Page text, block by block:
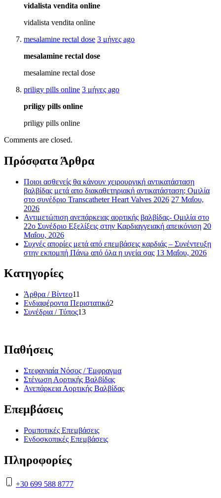
vidalista vendita online
vidalista vendita online
mesalamine rectal dose 3 μήνες ago
mesalamine rectal dose
mesalamine rectal dose
priligy pills online 3 μήνες ago
priligy pills online
priligy pills online
Comments are closed.
Πρόσφατα Άρθρα
Ποιοι ασθενείς θα κάνουν χειρουργική αντικατάσταση
βαλβίδας μετά απο διακαθετηριακή αντικατάσταση; Ομιλία
στο συνέδριο Transcatheter Heart Valves 2026 27 Μαΐου,
2026
Αντιμετώπιση ανεπάρκειας αορτικής βαλβίδας- Ομιλία στο
22ο Συνέδριο Εξελίξεις στην Καρδιαγγειακή απεικόνιση 20
Μαΐου, 2026
Συχνές απορίες μετά από επεμβάσεις καρδιάς – Συνέντευξη
στην εκπομπή Πάνω από όλα η υγεία σας 13 Μαΐου, 2026
Κατηγορίες
Άρθρα / Βίντεο11
Ενδιαφέροντα Περιστατικά2
Συνέδρια / Τύπος13
Παθήσεις
Στεφανιαία Νόσος / Έμφραγμα
Στένωση Αορτικής Βαλβίδας
Ανεπάρκεια Αορτικής Βαλβίδας
Επεμβάσεις
Ρομποτικές Επεμβάσεις
Ενδοσκοπικές Επεμβάσεις
Πληροφορίες
+30 699 588 8777